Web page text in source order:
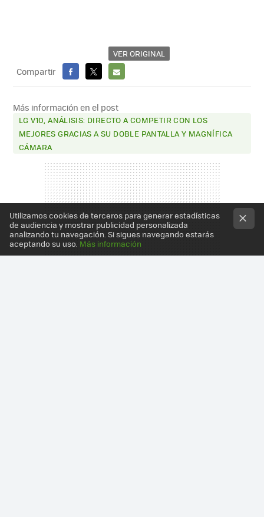
VER ORIGINAL
Compartir
FACEBOOK
X
E-
MAIL
Más información en el post
LG V10, ANÁLISIS: DIRECTO A COMPETIR CON LOS
MEJORES GRACIAS A SU DOBLE PANTALLA Y MAGNÍFICA
CÁMARA
Utilizamos cookies de terceros para generar estadísticas
de audiencia y mostrar publicidad personalizada
analizando tu navegación. Si sigues navegando estarás
aceptando su uso. Más información